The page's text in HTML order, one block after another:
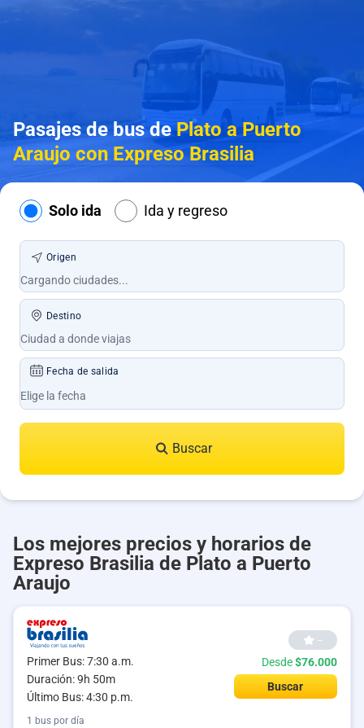
Pasajes de bus dePlato a Puerto
Araujo con Expreso Brasilia
Solo ida Ida y regreso
Origen
Destino
Fecha de salida
Buscar
Los mejores precios y horarios de
Expreso Brasilia de Plato a Puerto
Araujo
Primer Bus: 7:30 a.m.
Duración: 9h 50m
Último Bus: 4:30 p.m.
--
Desde$76.000
Buscar
1 bus por día